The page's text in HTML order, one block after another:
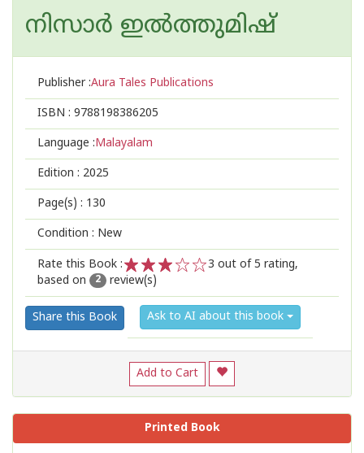
നിസാർ ഇൽത്തുമിഷ്
Publisher :Aura Tales Publications
ISBN : 9788198386205
Language :Malayalam
Edition : 2025
Page(s) : 130
Condition : New
Rate this Book :
2
1
3 out of 5 rating,
based on
2 review(s)
Share this Book Ask to AI about this book
Add to Cart
Printed Book